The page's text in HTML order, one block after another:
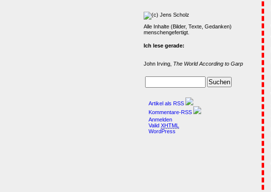
Alle Inhalte (Bilder, Texte, Gedanken)
menschengefertigt.
Ich lese gerade:
John Irving, The World According to Garp
Artikel als RSS
Kommentare-RSS
Anmelden
Valid XHTML
WordPress